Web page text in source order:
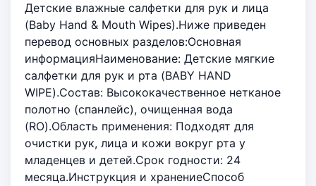
Детские влажные салфетки для рук и лица
(Baby Hand & Mouth Wipes).Ниже приведен
перевод основных разделов:Основная
информацияНаименование: Детские мягкие
салфетки для рук и рта (BABY HAND
WIPE).Состав: Высококачественное нетканое
полотно (спанлейс), очищенная вода
(RO).Область применения: Подходят для
очистки рук, лица и кожи вокруг рта у
младенцев и детей.Срок годности: 24
месяца.Инструкция и хранениеСпособ